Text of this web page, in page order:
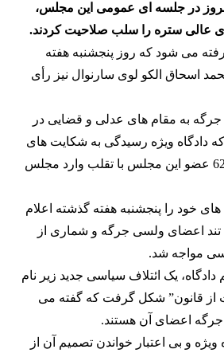
در جلسه ای عمومی این مجلس،
عالی ستره را سلب صلاحیت کردند.
می شود که روز پنجشنبه هفته
اسحاق الکو لوی سارنوال نیز رأی
به مقام های عدلی و قضایی در
دادگاه ویژه رسیدگی به شکایت های
انتخاباتی می گویدد که 62 عضو این مجلس با تقلب وارد مجلس
های خود را پنجشنبه هفته گذشته اعلام
تند اعضای ولسی جرگه و شماری از
مواجه شد.
یک ائتلاف سیاسی جدید زیر نام
از قانون” شکل گرفت که گفته می
ویژه و بی اعتبار خواندن تصمیم آن از